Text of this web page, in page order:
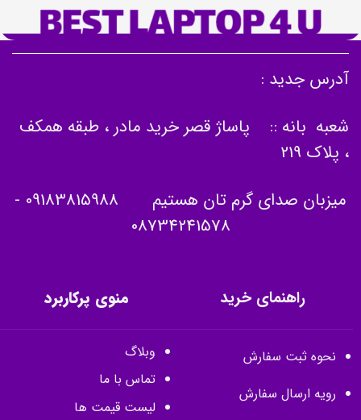
آدرس جدید :
شعبه بانه :: پاساژ قصر خرید مادر ، طبقه همکف
، پلاک 219
میزبان صدای گرم تان هستیم 09183815988
-
08734241578
راهنمای خرید
نحوه ثبت سفارش
رویه ارسال سفارش
منوی پرکاربرد
وبلاگ
تماس با ما
لیست قیمت ها